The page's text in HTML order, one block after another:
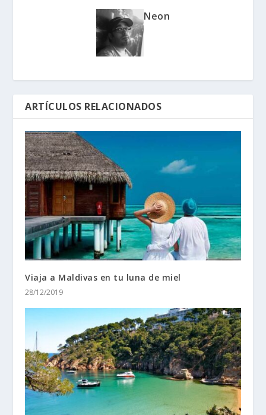
Neon
ARTÍCULOS RELACIONADOS
Viaja a Maldivas en tu luna de miel
28/12/2019